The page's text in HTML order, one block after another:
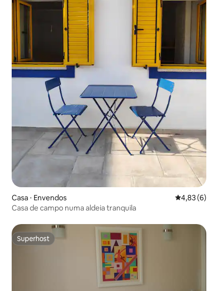
Casa ⋅ Envendos 4,83 de uma
4,83 (6)
Casa de campo numa aldeia tranquila
Superhost
Superhost